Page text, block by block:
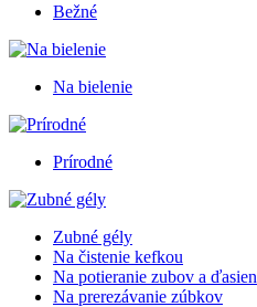
Bežné
Na bielenie
Prírodné
Zubné gély
Na čistenie kefkou
Na potieranie zubov a ďasien
Na prerezávanie zúbkov